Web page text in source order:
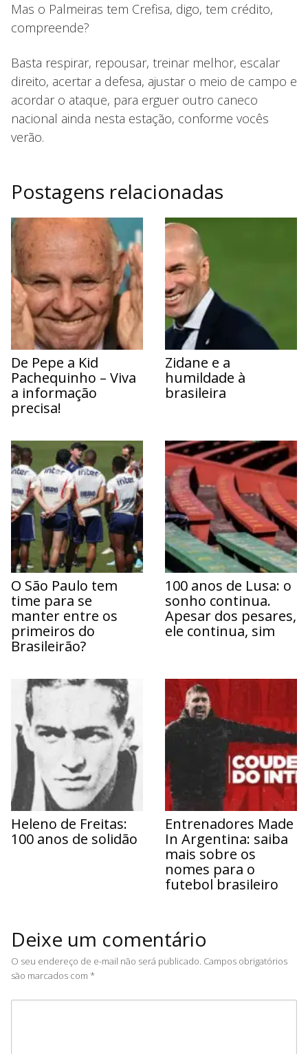
Mas o Palmeiras tem Crefisa, digo, tem crédito,
compreende?
Basta respirar, repousar, treinar melhor, escalar
direito, acertar a defesa, ajustar o meio de campo e
acordar o ataque, para erguer outro caneco
nacional ainda nesta estação, conforme vocês
verão.
Postagens relacionadas
De Pepe a Kid
Pachequinho – Viva
a informação
precisa!
Zidane e a
humildade à
brasileira
O São Paulo tem
time para se
manter entre os
primeiros do
Brasileirão?
100 anos de Lusa: o
sonho continua.
Apesar dos pesares,
ele continua, sim
Heleno de Freitas:
100 anos de solidão
Entrenadores Made
In Argentina: saiba
mais sobre os
nomes para o
futebol brasileiro
Deixe um comentário
O seu endereço de e-mail não será publicado. Campos obrigatórios
são marcados com *